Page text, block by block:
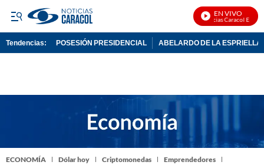
EN VIVO
Noticias Caracol En Vivo
Tendencias: POSESIÓN PRESIDENCIAL ABELARDO DE LA ESPRIELLA
ECONOMÍA Dólar hoy Criptomonedas Emprendedores